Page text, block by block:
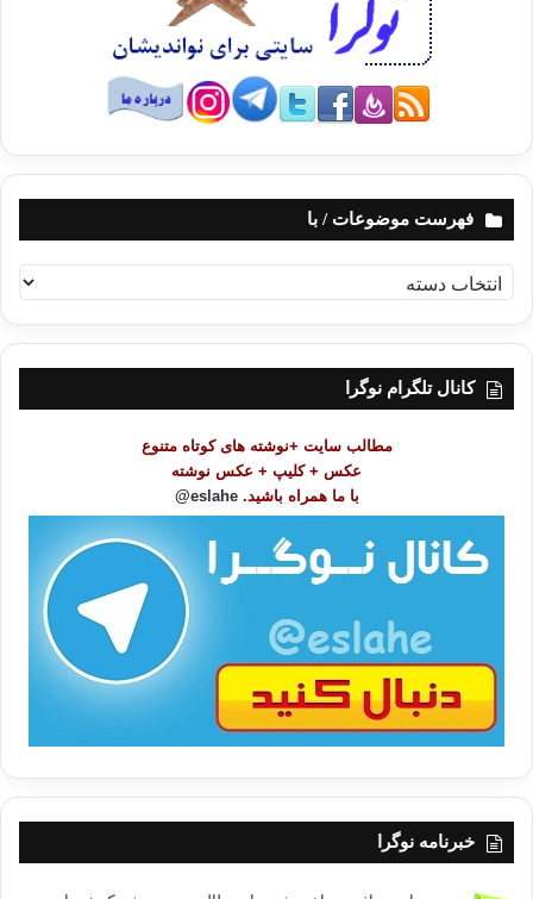
فهرست موضوعات / با
ه
ر
کانال تلگرام نوگرا
مطالب سایت +نوشته های کوتاه متنوع
عکس + کلیپ + عکس نوشته
با ما همراه باشید. eslahe@
خبرنامه نوگرا